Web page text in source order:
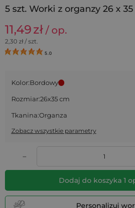
5 szt. Worki z organzy 26 x
11,49zł / op.
2,30 zł / szt.
5.0
Kolor:Bordowy
Rozmiar:26x35 cm
Tkanina:Organza
Zobacz wszystkie parametry
–
Dodaj do koszyka 1
Personalizuj